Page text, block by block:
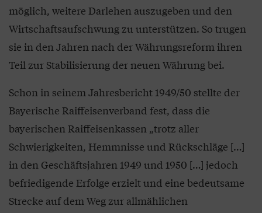
möglich, weitere Darlehen auszugeben und den
Wirtschaftsaufschwung zu unterstützen. So trugen
sie in den Jahren nach der Währungsreform ihren
Teil zur Stabilisierung der neuen Währung bei.
Schon in seinem Jahresbericht 1949/50 stellte der
Bayerische Raiffeisenverband fest, dass die
bayerischen Raiffeisenkassen „trotz aller
Schwierigkeiten, Hemmnisse und Rückschläge […]
in den Geschäftsjahren 1949 und 1950 […] jedoch
befriedigende Erfolge erzielt und eine bedeutsame
Strecke auf dem Weg zur allmählichen